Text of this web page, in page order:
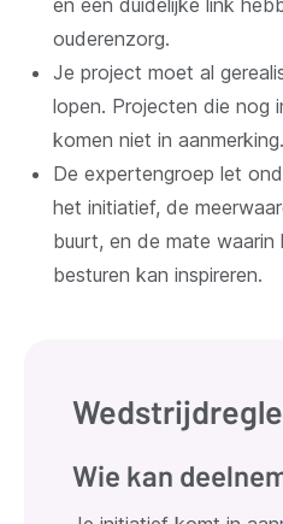
ouderenzorg.
Je project moet al
lopen. Projecten die nog
komen niet in aanmerking.
De expertengroep let
het initiatief, de
buurt, en de mate
besturen kan inspireren.
Wie kan